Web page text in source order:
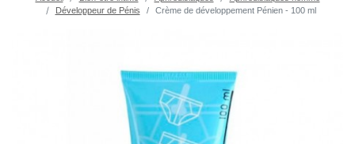
Développeur de Pénis
Crème de développement Pénien - 100 ml